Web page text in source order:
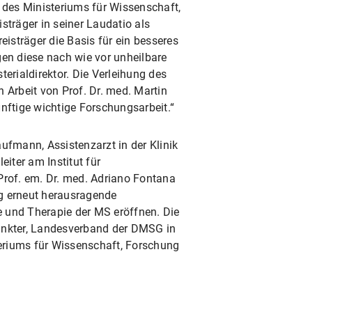
Ministeriums für Wissenschaft,
in seiner Laudatio als
die Basis für ein besseres
diese nach wie vor unheilbare
Die Verleihung des
Arbeit von Prof. Dr. med. Martin
wichtige Forschungsarbeit.“
Assistenzarzt in der Klinik
am Institut für
em. Dr. med. Adriano Fontana
erneut herausragende
Therapie der MS eröffnen. Die
Landesverband der DMSG in
für Wissenschaft, Forschung